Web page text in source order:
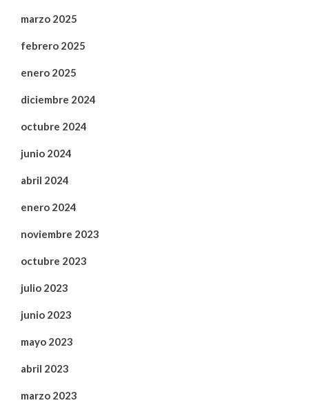
marzo 2025
febrero 2025
enero 2025
diciembre 2024
octubre 2024
junio 2024
abril 2024
enero 2024
noviembre 2023
octubre 2023
julio 2023
junio 2023
mayo 2023
abril 2023
marzo 2023